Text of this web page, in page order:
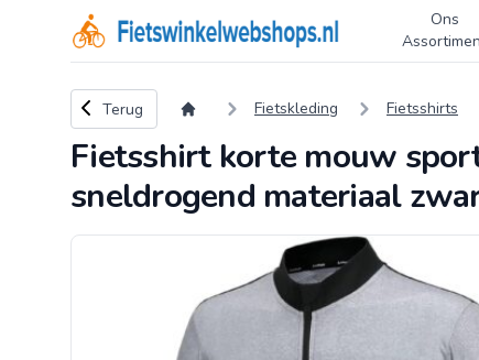
Logo Fietswinkelwebshops.nl
Ons
Terug naar overzicht
Terug Fietskleding Fietsshirts
Fietsshirt korte mouw
sneldrogend materiaal